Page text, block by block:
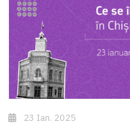
23 Ian. 2025